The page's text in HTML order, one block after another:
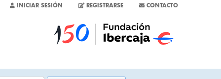
INICIAR SESIÓN REGISTRARSE CONTACTO